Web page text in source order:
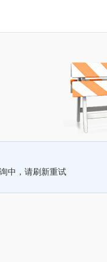
中，请刷新重试